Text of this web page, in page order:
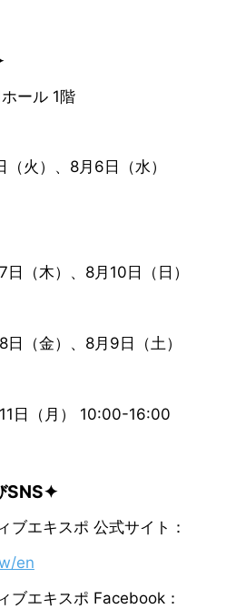
ール 1階
火）、8月6日（水）
（木）、8月10日（日）
8月9日（土）
10:00-16:00
SNS✦
ブエキスポ 公式サイト：
en
ブエキスポ Facebook：